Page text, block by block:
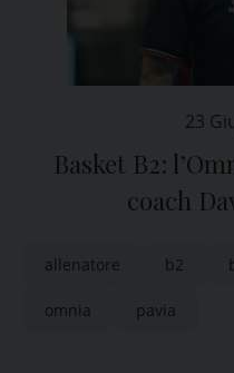
23
Basket B2:
coach
allenatore b2
omnia pavia